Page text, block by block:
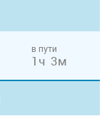
в пути
1ч 3м